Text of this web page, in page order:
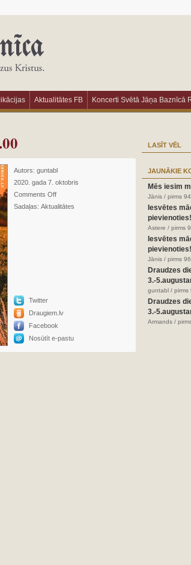
Aktualitātes FB Koncerti Svētā Jāņa Baznīcā
Autors: guntabl
2020. gada 7. oktobris
Comments Off
Sadaļas: Aktualitātes
Twitter
Draugiem.lv
Facebook
Nosūtīt e-pastu
LASĪT VĒL
JAUNĀKIE
Mēs iesim
Jānis / pirms 94
Iesvētes
pievienoties!
Astere / pirms
Iesvētes
pievienoties!
Jānis / pirms 96
Draudzes
3.-
guntabl / pirms
Draudzes
3.-
Armands /